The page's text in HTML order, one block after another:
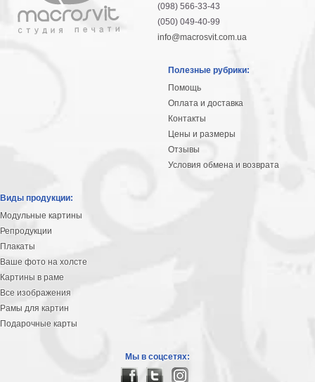
(098) 566-33-43
(050) 049-40-99
info@macrosvit.com.ua
Полезные рубрики:
Помощь
Оплата и доставка
Контакты
Цены и размеры
Отзывы
Условия обмена и возврата
Виды продукции:
Модульные картины
Репродукции
Плакаты
Ваше фото на холсте
Картины в раме
Все изображения
Рамы для картин
Подарочные карты
Мы в соцсетях: